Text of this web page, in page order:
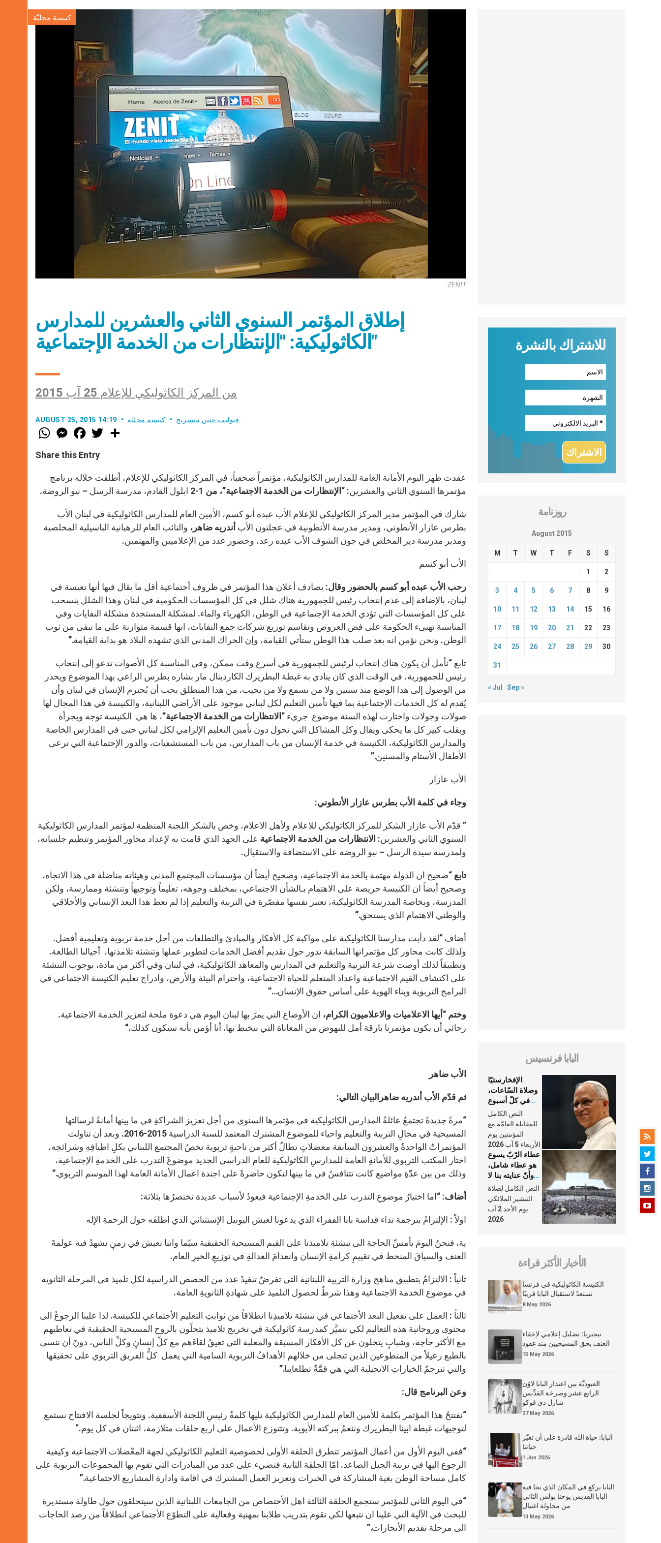
كنيسة محليّة
ZENIT
إطلاق المؤتمر السنوي الثاني والعشرين للمدارس
الكاثوليكية: "الإنتظارات من الخدمة الإجتماعية"
من المركز الكاثوليكي للإعلام 25 آب 2015
AUGUST 25, 2015 14:19 فيوليت حنين مستريح كنيسة محليّة
W
h
t
s
p
p
M
e
s
e
g
e
r
F
a
e
b
o
k
w
r
Share this Entry
عقدت ظهر اليوم الأمانة العامة للمدارس الكاثوليكية، مؤتمراً صحفياً، في المركز الكاثوليكي للإعلام، أطلقت خلاله برنامج
مؤتمرها السنوي الثاني والعشرين: “ الإنتظارات من الخدمة الاجتماعية”، من 1-2 ايلول القادم، مدرسة الرسل – نيو الروضة.
شارك في المؤتمر مدير المركز الكاثوليكي للإعلام الأب عبده أبو كسم، الأمين العام للمدارس الكاثوليكية في لبنان الأب
بطرس عازار الأنطوني، ومدير مدرسة الأنطونية في عجلتون الأب أندريه ضاهر، والنائب العام للرهبانية الباسيلية المخلصية
ومدير مدرسة دير المخلص في جون الشوف الأب عبده رعد، وحضور عدد من الإعلاميين والمهتمين.
الأب أبو كسم
رحب الأب عبده أبو كسم بالحضور وقال: يصادف أعلان هذا المؤتمر في ظروف أجتماعية أقل ما يقال فيها أنها تعيسة في
لبنان، بالإضافة إلى عدم إنتخاب رئيس للجمهورية هناك شلل في كل المؤسسات الحكومية في لبنان وهذا الشلل ينسحب
على كل المؤسسات التي تؤدي الخدمة الإجتماعية في الوطن، الكهرباء والماء. لمشكلة المستجدة مشكلة النفايات وفي
المناسبة نهنىء الحكومة على فض العروض وتقاسم توزيع شركات جمع النفايات، انها قسمة متوازنة على ما تبقى من ثوب
الوطن. ونحن نؤمن انه بعد صلب هذا الوطن ستأتي القيامة، وإن الحراك المدني الذي تشهده البلاد هو بداية القيامة.”
تابع “نأمل أن يكون هناك إنتخاب لرئيس للجمهورية في أسرع وقت ممكن، وفي المناسبة كل الأصوات تدعو إلى إنتخاب
رئيس للجمهورية، في الوقت الذي كان ينادي به غبطة البطريرك الكاردينال مار بشاره بطرس الراعي بهذا الموضوع ويحذر
من الوصول إلى هذا الوضع منذ سنتين ولا من يسمع ولا من يجيب. من هذا المنطلق يحب أن يُحترم الإنسان في لبنان وأن
يُقدم له كل الخدمات الإجتماعية بما فيها تأمين التعليم لكل لبناني موجود على الأراضي اللبنانية، والكنيسة في هذا المجال لها
صولات وجولات واختارت لهذه السنة موضوع جريء “ الانتظارات من الخدمة الاجتماعية”، ها هي الكنيسة توجه وبجرأة
وبقلب كبير كل ما يحكى ويقال وكل المشاكل التي تحول دون تأمين التعليم الإلزامي لكل لبناني حتى في المدارس الخاصة
والمدارس الكاثوليكية، الكنيسة في خدمة الإنسان من باب المدارس، من باب المستشفيات، والدور الإجتماعية التي ترعى
الأطفال الأستام والمسنين.”
الأب عازار
وجاء في كلمة الأب بطرس عازار الأنطوني:
” قدّم الأب عازار الشكر للمركز الكاثوليكي للاعلام ولأهل الاعلام، وخص بالشكر اللجنة المنظمة لمؤتمر المدارس الكاثوليكية
السنوي الثاني والعشرين: الانتظارات من الخدمة الاجتماعية على الجهد الذي قامت به لإعداد محاور المؤتمر وتنظيم جلساته،
ولمدرسة سيدة الرسل – نيو الروضه على الاستضافة والاستقبال.
تابع “صحيح ان الدولة مهتمة بالخدمة الاجتماعية، وصحيح أيضاً أن مؤسسات المجتمع المدني وهيئاته مناضلة في هذا الاتجاه،
وصحيح أيضاً ان الكنيسة حريصة على الاهتمام بـالشأن الاجتماعي، بمختلف وجوهه، تعليماً وتوجيهاً وتنشئة وممارسة، ولكن
المدرسة، وبخاصة المدرسة الكاثوليكية، تعتبر نفسها مقصّرة في التربية والتعليم إذا لم تعط هذا البعد الإنساني والأخلاقي
والوطني الاهتمام الذي يستحق.”
أضاف “لقد دأبت مدارسنا الكاثوليكية على مواكبة كل الأفكار والمبادئ والتطلعات من أجل خدمة تربوية وتعليمية أفضل.
ولذلك كانت محاور كل مؤتمراتها السابقة تدور حول تقديم أفضل الخدمات لتطوير عملها وتنشئة تلامذتها، أجيالنا الطالعة.
وتطبيقاً لذلك أوصت شرعة التربية والتعليم في المدارس والمعاهد الكاثوليكية، في لبنان وفي أكثر من مادة، بوجوب التنشئة
على اكتشاف القيم الاجتماعية واعداد المتعلم للحياة الاجتماعية، واحترام البيئة والأرض، وادراج تعليم الكنيسة الاجتماعي في
البرامج التربوية وبناء الهوية على أساس حقوق الإنسان…”
وختم “أيها الاعلاميات والاعلاميون الكرام، ان الأوضاع التي يمرّ بها لبنان اليوم هي دعوة ملحة لتعزيز الخدمة الاجتماعية.
رجائي أن يكون مؤتمرنا بارقة أمل للنهوض من المعاناة التي نتخبط بها. أنا أؤمن بأنه سيكون كذلك.“
الأب ضاهر
ثم قدّم الأب أندريه ضاهرالبيان التالي:
“مرةً جديدةً تجتمعُ عائلةُ المدارس الكاثوليكية في مؤتمرها السنوي من أجل تعزيز الشراكةِ في ما بينها أمانةً لرسالتها
المسيحية في مجالِ التربية والتعليم واحياء للموضوع المشترك المعتمد للسنة الدراسية 2015-2016. وبعد أن تناولت
المؤتمراتُ الواحدةُ والعشرون السابقة معضلاتٍ تطالُ أكثر من ناحيةٍ تربوية تخصُ المجتمع اللبناني بكلِ اطيافِهِ وشرائحِه،
اختار المكتب التربوي للأمانةِ العامة للمدارسِ الكاثوليكية للعام الدراسي الجديد موضوعَ التدرب على الخدمةِ الإجتماعية،
وذلك من بين عدّةِ مواضيع كانت تتنافسُ في ما بينها لتكون حاضرةً على اجندة اعمال الأمانة العامة لهذا الموسم التربوي.”
أضاف: “اما اختيارُ موضوعِ التدرب على الخدمةِ الإجتماعية فيعودُ لأسباب عديدة نختصرُها بثلاثة:
اولاً : الإلتزامُ بترجمة نداء قداسة بابا الفقراء الذي يدعونا لعيش اليوبيل الإستثنائي الذي اطلقَه حول الرحمةِ الإله
ية. فنحنُ اليومَ بأمسِّ الحاجة الى تنشئةِ تلاميذنا على القيم المسيحية الحقيقية سيّما واننا نعيش في زمنٍ نشهدُ فيه عولمةَ
العنف والسياقَ المنحط في تقييمِ كرامةِ الإنسان وانعدامَ العدالةِ في توزيعِ الخيرِ العام.
ثانياً : الالتزامُ بتطبيق مناهج وزارة التربية اللبنانية التي تفرضُ تنفيذَ عدد من الحصص الدراسية لكل تلميذ في المرحلة الثانوية
في موضوع الخدمة الاجتماعية وهذا شرطٌ لحصول التلميذ على شهادةِ الثانويةِ العامة.
ثالثاً : العمل على تفعيل البعد الأجتماعي في تنشئة تلاميذِنا انطلاقاً من ثوابتِ التعليم الأجتماعي للكنيسة. لذا علينا الرجوعُ الى
محتوى وروحانية هذه التعاليم لكي نتميَّز كمدرسة كاثوليكية في تخريج تلاميذ يتحلّون بالروح المسيحية الحقيقية في تعاطيهم
مع الأكثر حاجة، وشبابٍ يتخلون عن كل الأفكار المسبقة والمعلبة التي تعيقُ لقاءَهم مع كلِّ إنسانٍ وكلِّ الناس، دونَ أن ننسى
بالطبع رعيلاً من المتطوعين الذين تتجلى من خلالهم الأهدافُ التربوية السامية التي يعمل كلُّ الفريق التربوي على تحقيقها
والتي تترجمُ الخياراتِ الانجيلية التي هي قمَّةُ تطلعاتِنا.”
وعن البرنامج قال:
“نفتتحُ هذا المؤتمر بكلمة للأمين العام للمدارس الكاثوليكية تليها كلمةُ رئيسِ اللجنة الأسقفية. وتتويجاً لجلسة الافتتاح نستمع
لتوجيهات غبطة ابينا البطريرك وننعمُ ببركته الأبوية. وتتتوزع الأعمال على اربع حلقات متلازمة، اثنتان في كل يوم.“
“ففي اليوم الأول من أعمال المؤتمر تتطرق الحلقة الأولى لخصوصية التعليم الكاثوليكي لجهة المعْضلات الاجتماعية وكيفية
الرجوع اليها في تربية الجيل الصاعد. امّا الحلقة الثانية فتضيء على عدد من المبادرات التي تقوم بها المجموعات التربوية على
كامل مساحة الوطن بغية المشاركة في الخبرات وتعزيز العمل المشترك في اقامة وادارة المشاريع الاجتماعية.”
“في اليوم الثاني للمؤتمر ستجمع الحلقة الثالثة اهل الأختصاص من الجامعات اللبنانية الذين سيتحلقون حول طاولة مستديرة
للبحث في الآلية التي علينا ان نتبعها لكي نقوم بتدريب طلابنا بمهنية وفعالية على التطوّع الأجتماعي انطلاقاً من رصد الحاجات
الى مرحلة تقديم الأنجازات.”
للاشتراك بالنشرة
روزنامة
August 2015
M T W T F S S
1 2
3 4 5 6 7 8 9
10 11 12 13 14 15 16
17 18 19 20 21 22 23
24 25 26 27 28 29 30
31
« Jul Sep »
البابا فرنسيس
الإفخارستيّا
وصلاة السّاعات،
في كلّ أسبوع
وكلّ يوم، هما
النَّفَس في حياة
الكنيسة
النص الكامل
للمقابلة العامّة مع
المؤمنين يوم
الأربعاء 5 آب 2026
عطاء الرّبّ يسوع
هو عطاء شامل،
وأنّ عنايته بنا لا
تغيب عنّا أبدًا
النص الكامل لصلاة
التبشير الملائكي
يوم الأحد 2 آب
2026
الأخبار الأكثر قراءة
الكنيسة الكاثوليكية في فرنسا
تستعدّ لاستقبال البابا قريبًا
8 May 2026
نيجيريا: تضليل إعلامي لإخفاء
العنف بحق المسيحيين منذ عقود
15 May 2026
العبوديَّة بين اعتذار البابا لاوُن
الرابع عشر وصرخة القدِّيس
شارل دي فوكو
27 May 2026
البابا: حياة الله قادرة على أن تغيّر
حياتنا
1 Jun 2026
البابا يركع في المكان الذي نجا فيه
البابا القديس يوحنا بولس الثاني
من محاولة اغتيال
13 May 2026